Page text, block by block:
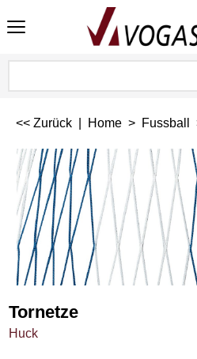
<< Zurück Home > Fussball
Tornetze
Huck